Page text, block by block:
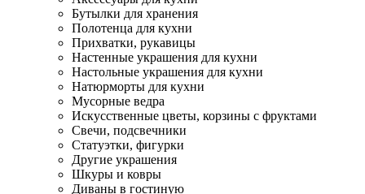
Бутылки для хранения
Полотенца для кухни
Прихватки, рукавицы
Настенные украшения для кухни
Настольные украшения для кухни
Натюрморты для кухни
Мусорные ведра
Искусственные цветы, корзины с фруктами
Свечи, подсвечники
Статуэтки, фигурки
Другие украшения
Шкуры и ковры
Диваны в гостиную